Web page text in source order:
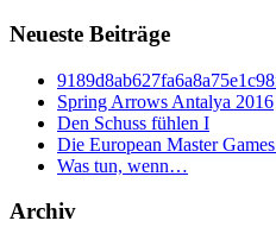
Neueste Beiträge
Spring Arrows Antalya 2016
Den Schuss fühlen I
Die European Master
Was tun, wenn…
Archiv